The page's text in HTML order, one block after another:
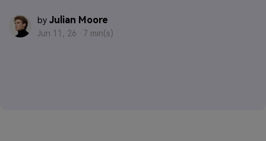
by Julian Moore
Jun 11, 26 · 7 min(s)